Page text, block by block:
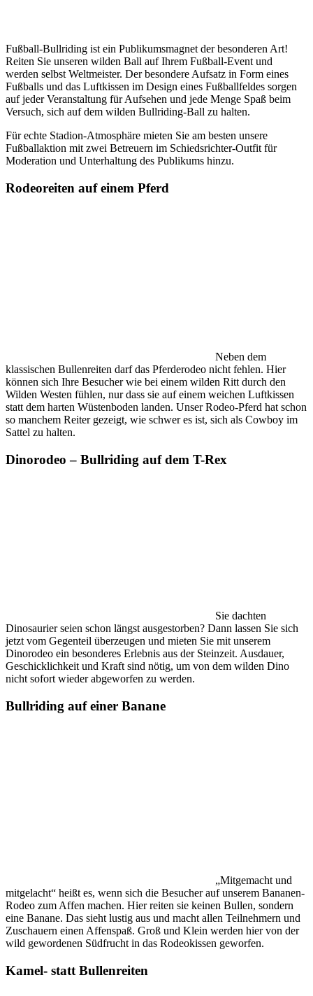
Fußball-Bullriding ist ein Publikumsmagnet der besonderen Art!
Reiten Sie unseren wilden Ball auf Ihrem Fußball-Event und
werden selbst Weltmeister. Der besondere Aufsatz in Form eines
Fußballs und das Luftkissen im Design eines Fußballfeldes sorgen
auf jeder Veranstaltung für Aufsehen und jede Menge Spaß beim
Versuch, sich auf dem wilden Bullriding-Ball zu halten.
Für echte Stadion-Atmosphäre mieten Sie am besten unsere
Fußballaktion mit zwei Betreuern im Schiedsrichter-Outfit für
Moderation und Unterhaltung des Publikums hinzu.
Rodeoreiten auf einem Pferd
Neben dem
klassischen Bullenreiten darf das Pferderodeo nicht fehlen. Hier
können sich Ihre Besucher wie bei einem wilden Ritt durch den
Wilden Westen fühlen, nur dass sie auf einem weichen Luftkissen
statt dem harten Wüstenboden landen. Unser Rodeo-Pferd hat schon
so manchem Reiter gezeigt, wie schwer es ist, sich als Cowboy im
Sattel zu halten.
Dinorodeo – Bullriding auf dem T-Rex
Sie dachten
Dinosaurier seien schon längst ausgestorben? Dann lassen Sie sich
jetzt vom Gegenteil überzeugen und mieten Sie mit unserem
Dinorodeo ein besonderes Erlebnis aus der Steinzeit. Ausdauer,
Geschicklichkeit und Kraft sind nötig, um von dem wilden Dino
nicht sofort wieder abgeworfen zu werden.
Bullriding auf einer Banane
„Mitgemacht und
mitgelacht“ heißt es, wenn sich die Besucher auf unserem Bananen-
Rodeo zum Affen machen. Hier reiten sie keinen Bullen, sondern
eine Banane. Das sieht lustig aus und macht allen Teilnehmern und
Zuschauern einen Affenspaß. Groß und Klein werden hier von der
wild gewordenen Südfrucht in das Rodeokissen geworfen.
Kamel- statt Bullenreiten